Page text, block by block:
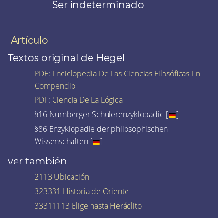
Ser indeterminado
Artículo
Textos original de Hegel
PDF: Enciclopedia De Las Ciencias Filosóficas En
Compendio
PDF: Ciencia De La Lógica
§16 Nürnberger Schülerenzyklopädie [
]
§86 Enzyklopädie der philosophischen
Wissenschaften [
]
ver también
2113 Ubicación
323331 Historia de Oriente
33311113 Elige hasta Heráclito